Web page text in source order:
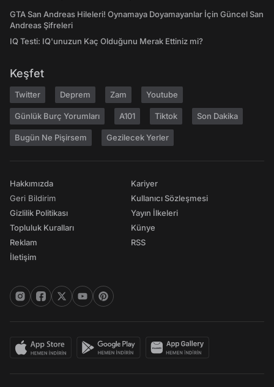
GTA San Andreas Hileleri! Oynamaya Doyamayanlar İçin Güncel San
Andreas Şifreleri
IQ Testi: IQ'unuzun Kaç Olduğunu Merak Ettiniz mi?
Keşfet
Twitter Deprem Zam Youtube
Günlük Burç Yorumları A101 Tiktok Son Dakika
Bugün Ne Pişirsem Gezilecek Yerler
Hakkımızda
Geri Bildirim
Gizlilik Politikası
Topluluk Kuralları
Reklam
İletişim
Kariyer
Kullanıcı Sözleşmesi
Yayın İlkeleri
Künye
RSS